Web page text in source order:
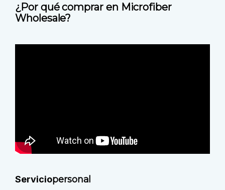
¿Por qué comprar en Microfiber
Wholesale?
Serviciopersonal